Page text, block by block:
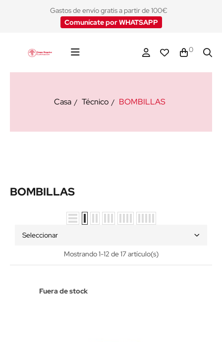
Gastos de envío gratis a partir de 100€
Comunícate por WHATSAPP
0
Casa Técnico BOMBILLAS
BOMBILLAS
Seleccionar
Mostrando 1-12 de 17 artículo(s)
Fuera de stock